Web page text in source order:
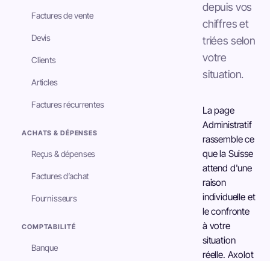
Factures de vente
Devis
Clients
Articles
Factures récurrentes
ACHATS & DÉPENSES
Reçus & dépenses
Factures d’achat
Fournisseurs
COMPTABILITÉ
Banque
depuis vos
chiffres et
triées selon
votre
situation.
La page
Administratif
rassemble ce
que la Suisse
attend d'une
raison
individuelle et
le confronte
à votre
situation
réelle. Axolot